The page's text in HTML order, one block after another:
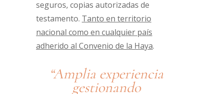
seguros, copias autorizadas de
testamento. Tanto en territorio
nacional como en cualquier país
adherido al Convenio de la Haya.
“Amplia experiencia
gestionando